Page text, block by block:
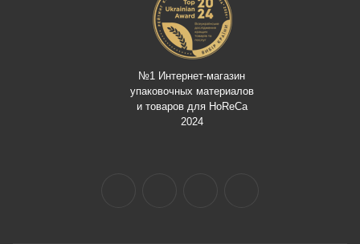
№1 Интернет-магазин
упаковочных материалов
и товаров для HoReCa
2024